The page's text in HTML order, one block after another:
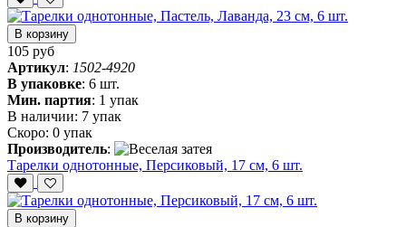
В корзину
105 руб
Артикул: 1502-4920
В упаковке: 6 шт.
Мин. партия: 1 упак
В наличии: 7 упак
Скоро: 0 упак
Производитель:
Тарелки однотонные, Персиковый, 17 см, 6 шт.
В корзину